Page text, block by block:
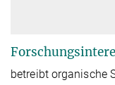
betreibt organische